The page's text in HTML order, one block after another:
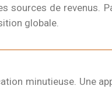
sources de revenus.
globale.
minutieuse. Une